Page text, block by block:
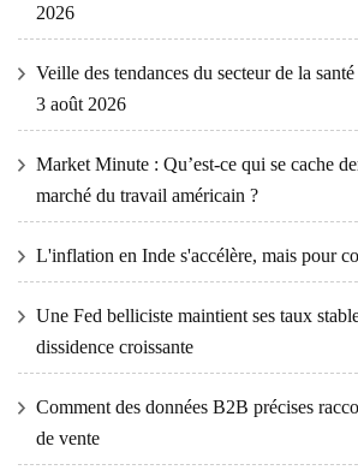
2026
Veille des tendances du secteur de la
3 août 2026
Market Minute : Qu’est-ce qui se cache
marché du travail américain ?
L'inflation en Inde s'accélère, mais pour
Une Fed belliciste maintient ses taux
dissidence croissante
Comment des données B2B précises
de vente